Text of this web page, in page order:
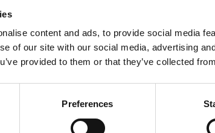
content and ads, to provide social media
of our site with our social media, advertising
provided to them or that they’ve collected
Preferences
til treg mage og forstoppelse, blant annet